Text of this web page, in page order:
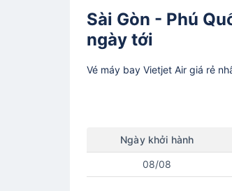
Sài Gòn - Phú
ngày tới
Vé máy bay Vietjet Air giá rẻ
Ngày khởi hành
08/08